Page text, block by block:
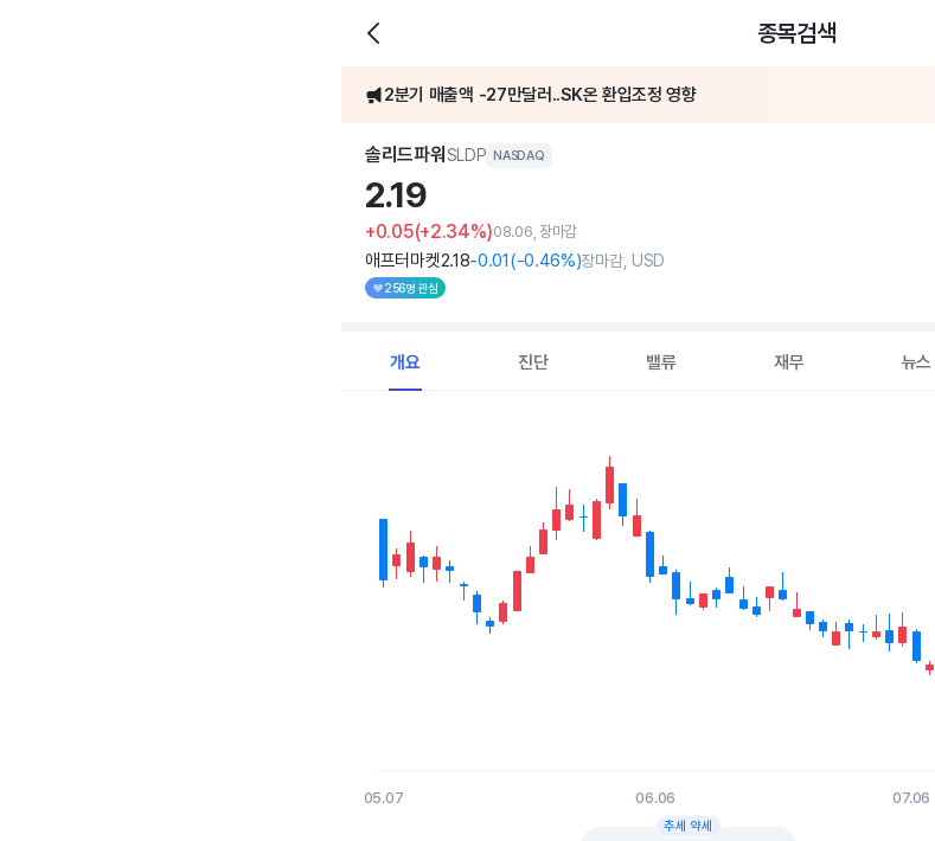
종목검색
[어닝콜] 솔리드파워, 2분기 누적 매출 280만 달러…연말 한국 합작투자 발표 예고
솔리드파워SLDP NASDAQ
2.19
+0.05(+2.34%)08.06, 장마감
애프터마켓2.18-0.01(-0.46%)장마감, USD
256명 관심
개요 진단 밸류 재무 뉴스
The chart has 1 Y axis displaying values. Data ranges from 1.98 to 3.7.
05.07 06.06 07.06
추세 약세